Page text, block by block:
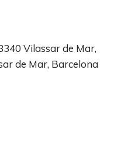
Vilassar de Mar,
de Mar, Barcelona